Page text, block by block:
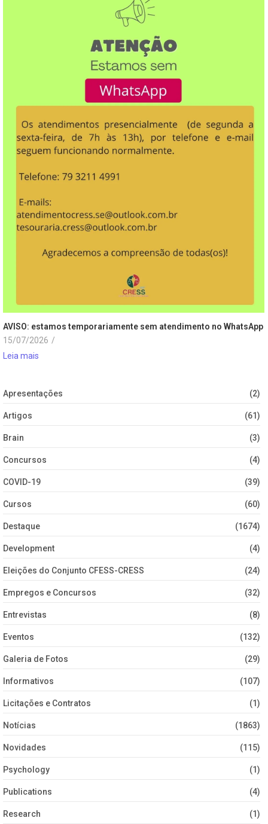
AVISO: estamos temporariamente sem atendimento no WhatsApp
15/07/2026 /
Leia mais
Apresentações (2)
Artigos (61)
Brain (3)
Concursos (4)
COVID-19 (39)
Cursos (60)
Destaque (1674)
Development (4)
Eleições do Conjunto CFESS-CRESS (24)
Empregos e Concursos (32)
Entrevistas (8)
Eventos (132)
Galeria de Fotos (29)
Informativos (107)
Licitações e Contratos (1)
Notícias (1863)
Novidades (115)
Psychology (1)
Publications (4)
Research (1)